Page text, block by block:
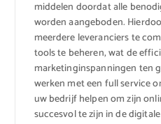
middelen doordat alle
worden aangeboden.
meerdere leveranciers te
tools te beheren, wat de
marketinginspanningen ten
werken met een full service
uw bedrijf helpen om zijn
succesvol te zijn in de